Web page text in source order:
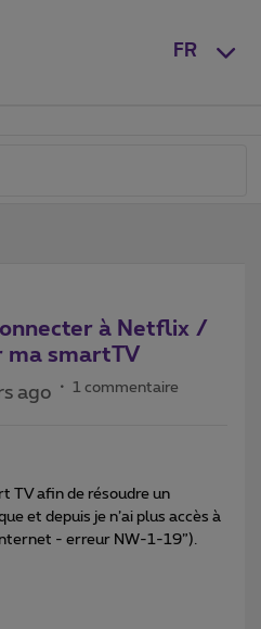
FR
à Netflix /
ma smartTV
ago 1 commentaire
TV afin de résoudre un
et depuis je n’ai plus accès à
- erreur NW-1-19”).